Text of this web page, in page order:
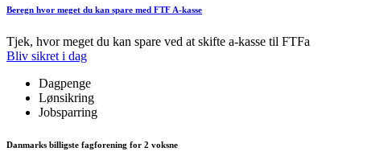
Beregn hvor meget du kan spare med FTF A-kasse
Tjek, hvor meget du kan spare ved at skifte a-kasse til FTFa
Bliv sikret i dag
Dagpenge
Lønsikring
Jobsparring
Danmarks billigste fagforening for 2 voksne